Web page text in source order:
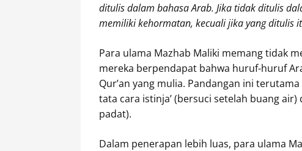
ditulis dalam bahasa Arab. Jika tidak ditulis
memiliki kehormatan, kecuali jika yang ditulis
Para ulama Mazhab Maliki memang tidak
mereka berpendapat bahwa huruf-huruf
Qur’an yang mulia. Pandangan ini
tata cara istinja’ (bersuci setelah buang
padat).
Dalam penerapan lebih luas, para ulama